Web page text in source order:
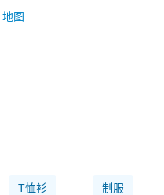
地图
T恤衫 制服